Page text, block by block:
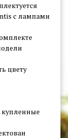
с лампами
цвету
купленные